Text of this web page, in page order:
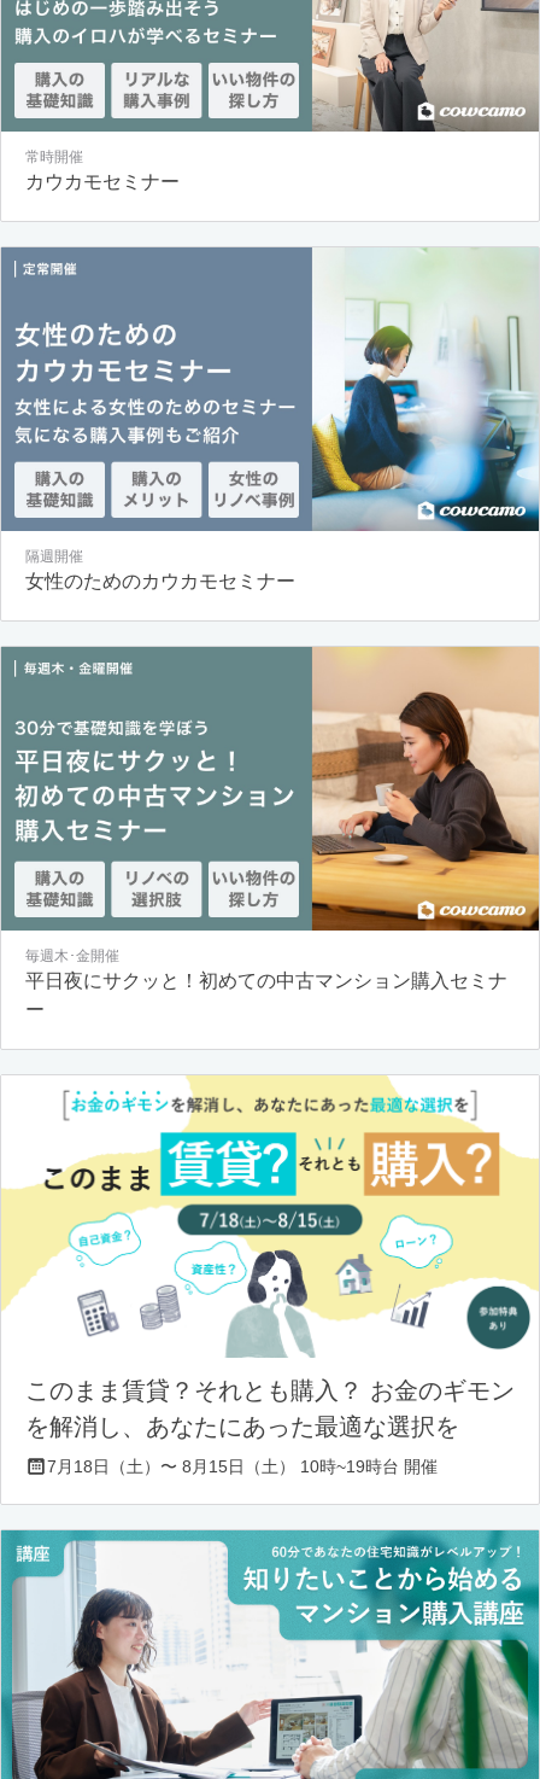
常時開催
カウカモセミナー
隔週開催
女性のためのカウカモセミナー
毎週木･金開催
平日夜にサクッと！初めての中古マンション購入セミナ
ー
このまま賃貸？それとも購入？ お金のギモン
を解消し、あなたにあった最適な選択を
7月18日（土）〜 8月15日（土） 10時~19時台 開催